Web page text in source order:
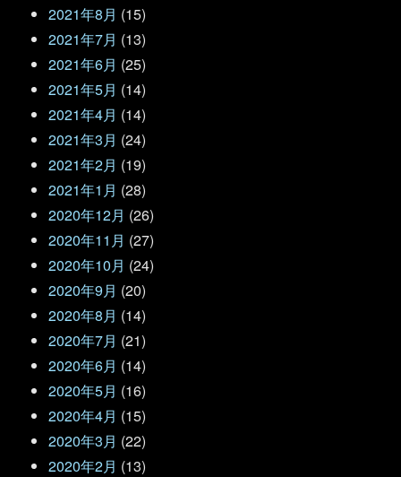
2021年8月 (15)
2021年7月 (13)
2021年6月 (25)
2021年5月 (14)
2021年4月 (14)
2021年3月 (24)
2021年2月 (19)
2021年1月 (28)
2020年12月 (26)
2020年11月 (27)
2020年10月 (24)
2020年9月 (20)
2020年8月 (14)
2020年7月 (21)
2020年6月 (14)
2020年5月 (16)
2020年4月 (15)
2020年3月 (22)
2020年2月 (13)